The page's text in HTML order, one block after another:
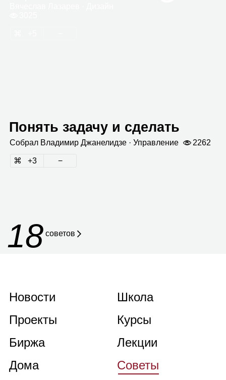
Понять задачу и сделать
Собрал Вла­ди­мир Джа­не­лидзе· Управ­ле­ние 2262
3
18 советов
Новости
Проекты
Биржа
Дома
Школа
Курсы
Лекции
Советы